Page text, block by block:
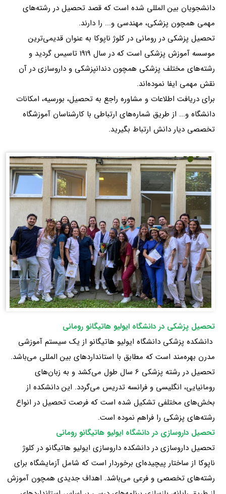
دانشجویان بین المللی شده است که قصد تحصیل در رشته‌های
مهمی همچون پزشکی، مهندسی و... را دارند.
تحصیل پزشکی در رومانی در کلوژ ناپوکا به عنوان قدیمی‌ترین
موسسه آموزش پزشکی است که در سال 1919 تاسیس گردید و
رشته‌های مختلف پزشکی همچون دندانپزشکی و داروسازی در آن
نقش مهمی ایفا نموده‌اند.
برای دریافت اطلاعات و مشاوره راجع به تحصیل، بورسیه، امکانات
دانشگاه و... از طریق شماره‌های ارتباطی با کارشناسان آموزشگاه
تخصصی دیار دانش ارتباط بگیرید.
تحصیل پزشکی در دانشگاه ایولیو هاتیگانو رومانی
دانشکده پزشکی دانشگاه ایولیو هاتیگانو از یک سیستم آموزشی
مدرن بهره‌مند است که مطابق با استانداردهای بین المللی می‌باشد.
تحصیل در رشته پزشکی 6 سال طول می‌کشد و به زبان‌های
رومانیایی، انگلیسی و فرانسه تدریس می‌گردد. این دانشکده از
بخش‌های مختلفی تشکیل شده است که فرصت تحصیل در انواع
رشته‌های پزشکی را فراهم نموده است.
تحصیل داروسازی در دانشگاه ایولیو هاتیگانو رومانی
تحصیل داروسازی در دانشکده داروسازی ایولیو هاتیگانو در کلوژ
ناپوکا از ساختار پیچیده‌ای برخوردار است که شامل آزمایشگاه برای
رشته‌های تخصصی و فرعی می‌باشد. اهداف جدیدی همچون آموزش